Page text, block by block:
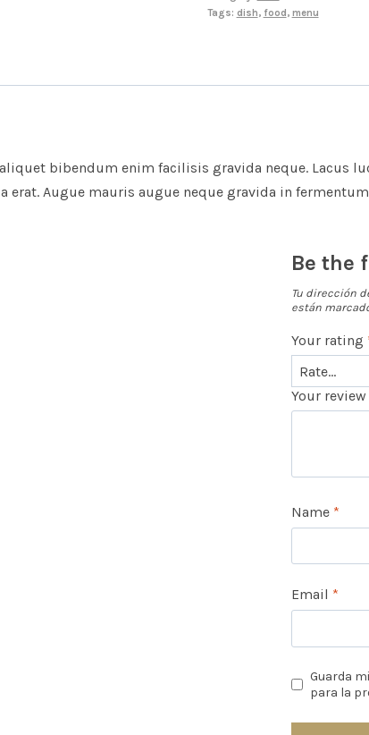
Tags: dish, food, menu
bibendum enim facilisis gravida neque. Lacus
Augue mauris augue neque gravida in
Be the
Tu dirección
están
Your rating
Your review
Name *
Email *
Guarda
para la